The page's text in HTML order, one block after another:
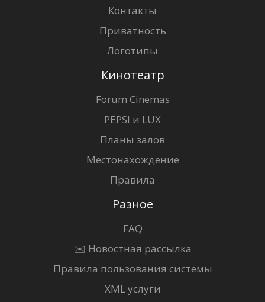
Контакты
Приватность
Логотипы
Кинотеатр
Forum Cinemas
PEPSI и LUX
Планы залов
Местонахождение
Правила
Разное
FAQ
✉️ Новостная рассылка
Правила пользования системы
XML услуги